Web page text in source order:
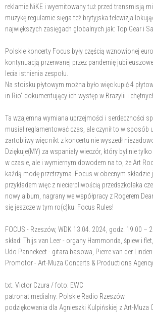
reklamie NiKE i wyemitowany tuż przed transmisją
muzykę regularnie sięga też brytyjska telewizja
największych zasięgach globalnych jak: Top Gear i
Polskie koncerty Focus były częścią wznowionej
kontynuacją przerwanej przez pandemię
lecia istnienia zespołu.
Na stoisku płytowym można było więc kupić 4
in Rio” dokumentujący ich występ w Brazylii i
Ta wzajemna wymiana uprzejmości i serdeczności
musiał reglamentować czas, ale czynił to w sposób
żartobliwy więc nikt z koncertu nie wyszedł
Dziękuje(MY) za wspaniały wieczór, który był nie
w czasie, ale i wymiernym dowodem na to, że Art
każdą modę przetrzyma. Focus w obecnym
przykładem więc z niecierpliwością przedszkolaka
nowy album, nagrany we współpracy z Rogerem
się jeszcze w tym ro(c)ku. Focus Rules!
FOCUS - Rzeszów, WDK 13.04. 2024, godz. 19.00 –
skład: Thijs van Leer - organy Hammonda, śpiew i
Udo Pannekeet - gitara basowa, Pierre van der
Promotor - Art-Muza Concerts & Productions Agency
txt. Victor Czura / foto: EWC
patronat medialny: Polskie Radio Rzeszów
podziękowania dla Agnieszki Kulpińskiej z Art-Muza